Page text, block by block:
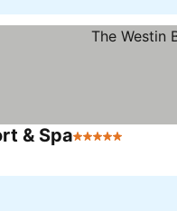
& Spa5 Tähtiluokitus